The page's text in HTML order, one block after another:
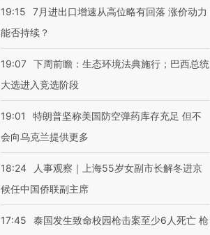
19:15
7月进出口增速从高位略有回落 涨价动力
能否持续？
19:07 下周前瞻：生态环境法典施行；巴西总统
大选进入竞选阶段
19:01
特朗普坚称美国防空弹药库存充足 但不
会向乌克兰提供更多
18:24
人事观察｜上海55岁女副市长解冬进京
候任中国侨联副主席
17:45 泰国发生致命校园枪击案至少6人死亡 枪